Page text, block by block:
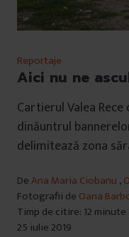
Reportaje
Aici nu ne
Cartierul Valea
dinăuntrul
delimitează zona
DeAna Maria Ciobanu ,
Fotografii de Oana
Timp de citire: 12 minute
25 iulie 2019